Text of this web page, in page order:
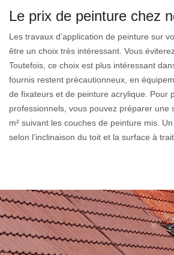
Le prix de peinture chez
Les travaux d’application de peinture sur
être un choix très intéressant. Vous
Toutefois, ce choix est plus intéressant
fournis restent précautionneux, en
de fixateurs et de peinture acrylique. Pour
professionnels, vous pouvez préparer une
m² suivant les couches de peinture mis.
selon l’inclinaison du toit et la surface à